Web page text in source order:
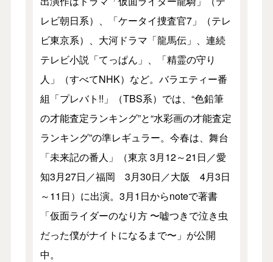
レビ朝日系）、「ケータイ捜査官7」（テレ
ビ東京系）、大河ドラマ「龍馬伝」、連続
テレビ小説「てっぱん」、「精霊の守り
人」（すべてNHK）など。バラエティー番
組「プレバト!!」（TBS系）では、“色鉛筆
の才能査定ランキング”と“水彩画の才能査定
ランキング”の準レギュラー。今春は、舞台
「未来記の番人」（東京 3月12～21日／愛
知3月27日／福岡 3月30日／大阪 4月3日
～11日）に出演。3月1日からnoteで著書
「仮面ライダーのなり方 〜嘘つきで泣き虫
だった僕がナイトになるまで〜」が公開
中。